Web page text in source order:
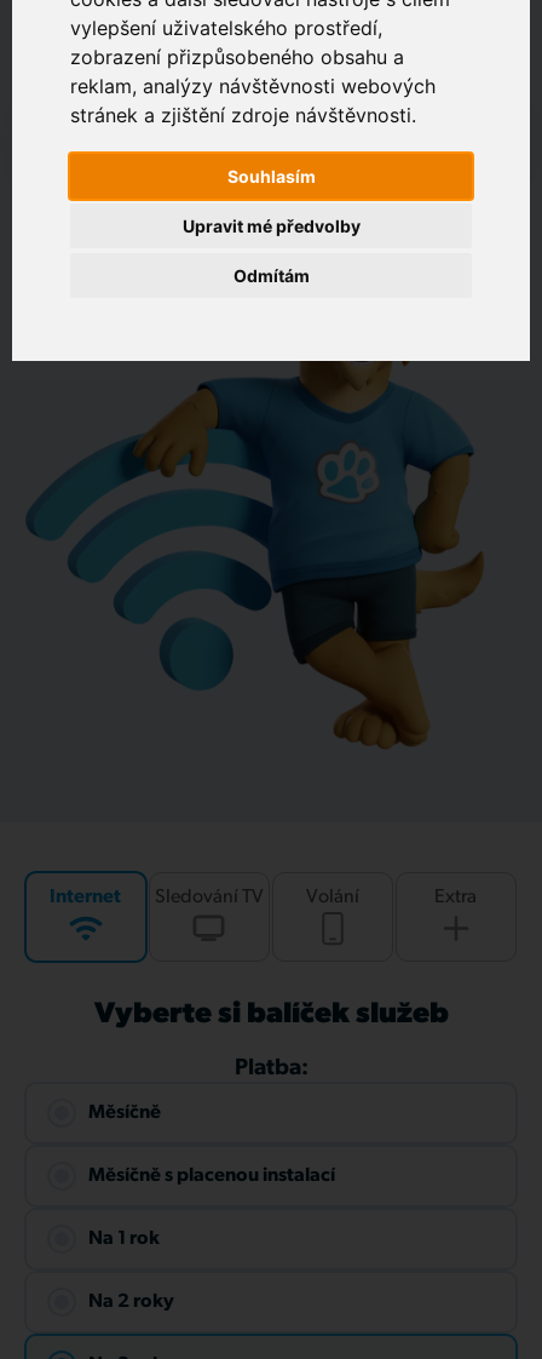
vylepšení uživatelského prostředí,
zobrazení přizpůsobeného obsahu a
reklam, analýzy návštěvnosti webových
stránek a zjištění zdroje návštěvnosti.
Souhlasím
Odmítám
Upravit mé předvolby
Zákaznický portál
Jak rychlé je připojení na vaší adrese?
Internet Sledování TV Volání Extra
Vyberte si balíček služeb
Platba:
Měsíčně
Měsíčně s placenou instalací
Na 1 rok
Na 2 roky